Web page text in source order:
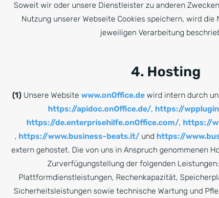
Soweit wir oder unsere Dienstleister zu anderen
Nutzung unserer Webseite Cookies speichern, wird die
jeweiligen Verarbeitung
4. Hosting
(1) Unsere Website www.onOffice.de wird intern durch
https://apidoc.onOffice.de/, https://
https://de.enterprisehilfe.onOffice.com/, https://
, https://www.business-beats.it/ und https://
extern gehostet. Die von uns in Anspruch genommenen
Zurverfügungstellung der folgenden
Plattformdienstleistungen, Rechenkapazität,
Sicherheitsleistungen sowie technische Wartung und